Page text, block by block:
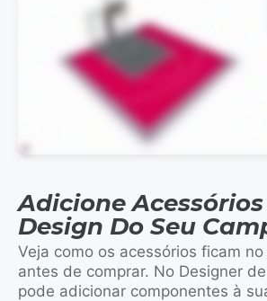
Adicione
Design Do Seu
Veja como os acessórios ficam
antes de comprar. No Designer
pode adicionar componentes à